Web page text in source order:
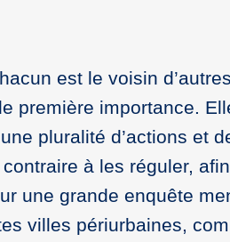
est le voisin d’autres
première importance.
pluralité d’actions et
à les réguler,
une grande enquête
villes périurbaines,